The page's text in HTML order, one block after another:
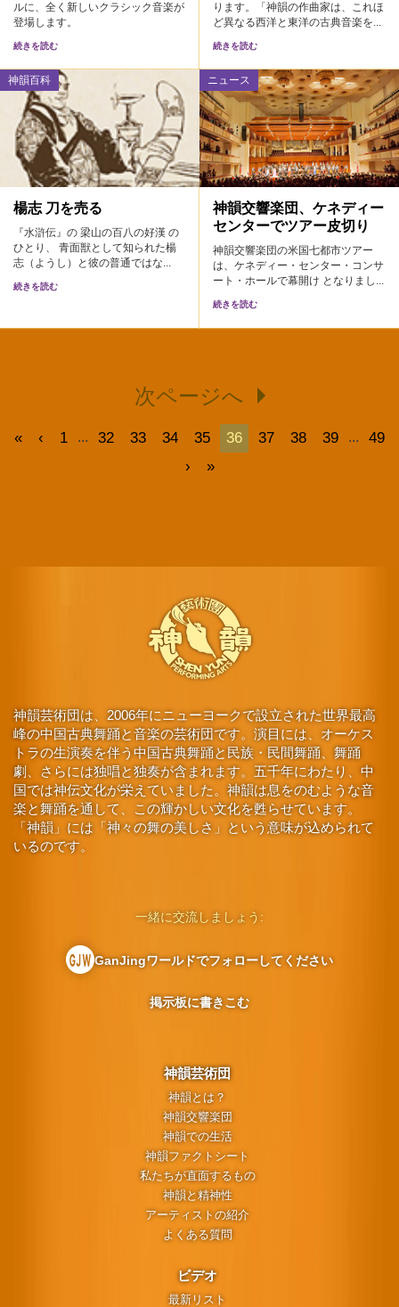
ルに、全く新しいクラシック音楽が
登場します。
続きを読む
ります。「神韻の作曲家は、これほ
ど異なる西洋と東洋の古典音楽を...
続きを読む
神韻百科
楊志 刀を売る
『水滸伝』の 梁山の百八の好漢 の
ひとり、 青面獣として知られた楊
志（ようし）と彼の普通ではな...
続きを読む
ニュース
神韻交響楽団、ケネディー
センターでツアー皮切り
神韻交響楽団の米国七都市ツアー
は、ケネディー・センター・コンサ
ート・ホールで幕開け となりまし...
続きを読む
次ページへ
« ‹ 1 ... 32 33 34 35 36 37 38 39 ...
49
›
»
神韻芸術団は、2006年にニューヨークで設立された世界最高
峰の中国古典舞踊と音楽の芸術団です。演目には、オーケス
トラの生演奏を伴う中国古典舞踊と民族・民間舞踊、舞踊
劇、さらには独唱と独奏が含まれます。五千年にわたり、中
国では神伝文化が栄えていました。神韻は息をのむような音
楽と舞踊を通して、この輝かしい文化を甦らせています。
「神韻」には「神々の舞の美しさ」という意味が込められて
いるのです。
神韻芸術団
神韻とは？
神韻交響楽団
神韻での生活
神韻ファクトシート
私たちが直面するもの
神韻と精神性
アーティストの紹介
よくある質問
ビデオ
最新リスト
一緒に交流しましょう:
GanJingワールドでフォローしてください
掲示板に書きこむ